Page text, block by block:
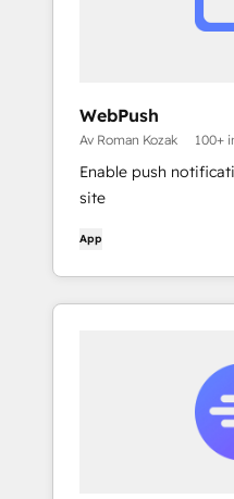
WebPush
Av Roman Kozak 100+
Enable push
site
App